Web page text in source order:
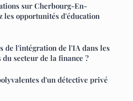
sur Cherbourg-En-
les opportunités d'éducation
de l'intégration de l'IA dans les
secteur de la finance ?
d'un détective privé